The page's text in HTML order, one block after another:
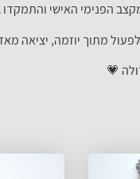
הפנימי האישי
מתוך יוזמה, יציאה
💗